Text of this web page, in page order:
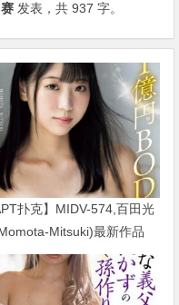
发表，共 937 字。
扑克】MIDV-574,百田光
Mitsuki)最新作品
01/02发布！